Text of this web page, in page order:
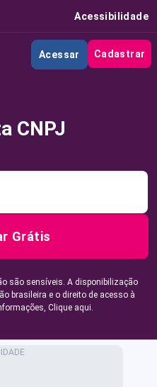
Acessibilidade
Acessar Cadastrar
CNPJ
Grátis
são sensíveis. A disponibilização
brasileira e o direito de acesso à
Clique aqui.